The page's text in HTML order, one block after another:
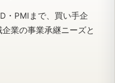
・PMIまで、買い手企
業の事業承継ニーズと